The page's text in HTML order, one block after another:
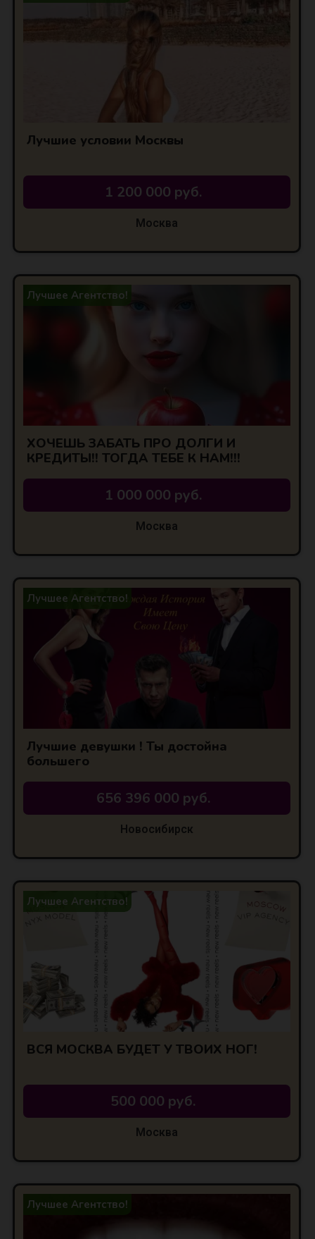
Лучшие условии Москвы
1 200 000 руб.
Москва
Лучшее Агентство!
ХОЧЕШЬ ЗАБАТЬ ПРО ДОЛГИ И
КРЕДИТЫ!! ТОГДА ТЕБЕ К НАМ!!!
1 000 000 руб.
Москва
Лучшее Агентство!
Лучшие девушки ! Ты достойна
большего
656 396 000 руб.
Новосибирск
Лучшее Агентство!
ВСЯ МОСКВА БУДЕТ У ТВОИХ НОГ!
500 000 руб.
Москва
Лучшее Агентство!